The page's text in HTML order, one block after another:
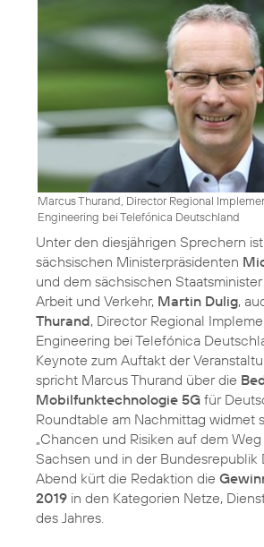
Marcus Thurand, Director Regional
Engineering bei Telefónica Deutschland
Unter den diesjährigen Sprechern
sächsischen Ministerpräsidenten
und dem sächsischen
Arbeit und Verkehr, Martin Dulig,
Thurand, Director Regional
Engineering bei Telefónica
Keynote zum Auftakt der
spricht Marcus Thurand über die
Mobilfunktechnologie 5G für
Roundtable am Nachmittag widmet
„Chancen und Risiken auf dem
Sachsen und in der Bundesrepublik
Abend kürt die Redaktion die
2019 in den Kategorien Netze,
des Jahres.